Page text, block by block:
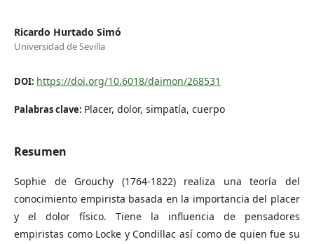
Ricardo Hurtado Simó
Universidad de Sevilla
DOI: https://doi.org/10.6018/daimon/268531
Palabras clave: Placer, dolor, simpatía, cuerpo
Resumen
Sophie de Grouchy (1764-1822) realiza una teoría del
conocimiento empirista basada en la importancia del placer
y el dolor físico. Tiene la influencia de pensadores
empiristas como Locke y Condillac así como de quien fue su